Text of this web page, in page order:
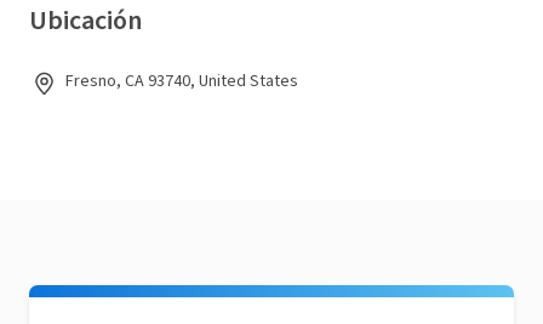
Ubicación
Fresno, CA 93740, United States